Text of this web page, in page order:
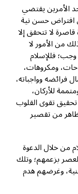
أحد الأمرين يقتضي
افتراض حسن نية
لا تتحقق إلا
من الأمور لا
فللإسلام
ومكروهات،
فرائضه وواجباته،
للأركان،
تقوى القلوب
من تقصير
من خلال الدعوة
بزعمهم؛ وتلك
وغرضهم هدم